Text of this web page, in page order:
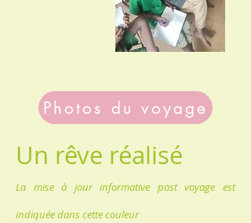
Un rêve réalisé
La mise à jour informative post voyage est
indiquée dans cette couleur
Photos du voyage